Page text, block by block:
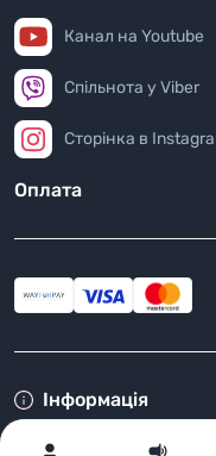
Інформація
Канал на Youtube
Спільнота у Viber
Сторінка в
Оплата